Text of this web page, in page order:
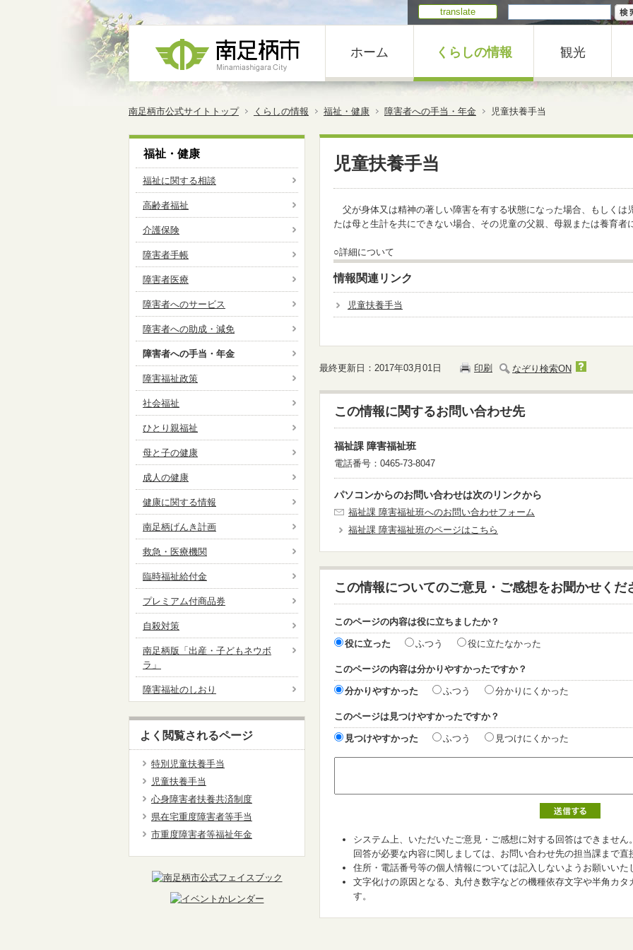
translate
ホーム くらしの情報 観光
南足柄市公式サイトトップ くらしの情報 福祉・健康 障害者への手当・年金 児童扶養手当
児童扶養手当
父が身体又は精神の著しい障害を有する状態になった場合、もしくは
たは母と生計を共にできない場合、その児童の父親、母親または養育
○詳細について
情報関連リンク
児童扶養手当
最終更新日：2017年03月01日 印刷 なぞり検索ON
この情報に関するお問い合わせ先
福祉課 障害福祉班
電話番号：0465-73-8047
パソコンからのお問い合わせは次のリンクから
福祉課 障害福祉班へのお問い合わせフォーム
福祉課 障害福祉班のページはこちら
この情報についてのご意見・ご感想をお聞かせくだ
このページの内容は役に立ちましたか？
役に立った ふつう 役に立たなかった
このページの内容は分かりやすかったですか？
分かりやすかった ふつう 分かりにくかった
このページは見つけやすかったですか？
見つけやすかった ふつう 見つけにくかった
システム上、いただいたご意見・ご感想に対する回答はできません
回答が必要な内容に関しましては、お問い合わせ先の担当課まで直
住所・電話番号等の個人情報については記入しないようお願いいた
文字化けの原因となる、丸付き数字などの機種依存文字や半角カ
す。
福祉・健康
福祉に関する相談
高齢者福祉
介護保険
障害者手帳
障害者医療
障害者へのサービス
障害者への助成・減免
障害者への手当・年金
障害福祉政策
社会福祉
ひとり親福祉
母と子の健康
成人の健康
健康に関する情報
南足柄げんき計画
救急・医療機関
臨時福祉給付金
プレミアム付商品券
自殺対策
南足柄版「出産・子どもネウボ
ラ」
障害福祉のしおり
よく閲覧されるページ
特別児童扶養手当
児童扶養手当
心身障害者扶養共済制度
県在宅重度障害者等手当
市重度障害者等福祉年金